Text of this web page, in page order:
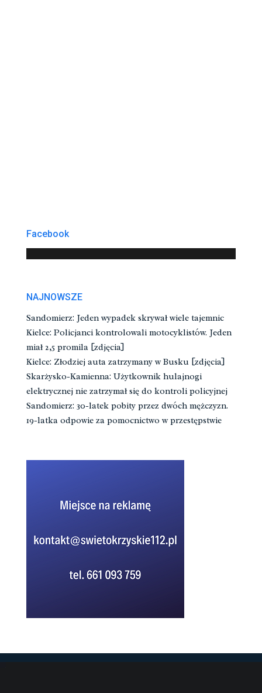
Facebook
NAJNOWSZE
Sandomierz: Jeden wypadek skrywał wiele tajemnic
Kielce: Policjanci kontrolowali motocyklistów. Jeden
miał 2,5 promila [zdjęcia]
Kielce: Złodziej auta zatrzymany w Busku [zdjęcia]
Skarżysko-Kamienna: Użytkownik hulajnogi
elektrycznej nie zatrzymał się do kontroli policyjnej
Sandomierz: 30-latek pobity przez dwóch mężczyzn.
19-latka odpowie za pomocnictwo w przestępstwie